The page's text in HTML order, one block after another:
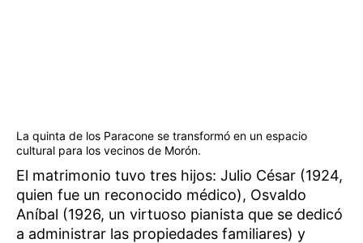
La quinta de los Paracone se transformó en un espacio
cultural para los vecinos de Morón.
El matrimonio tuvo tres hijos: Julio César (1924,
quien fue un reconocido médico), Osvaldo
Aníbal (1926, un virtuoso pianista que se dedicó
a administrar las propiedades familiares) y